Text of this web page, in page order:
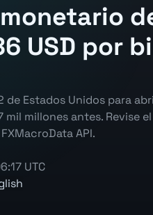
USD por
de Estados Unidos para
mil millones antes. Revise
API.
UTC